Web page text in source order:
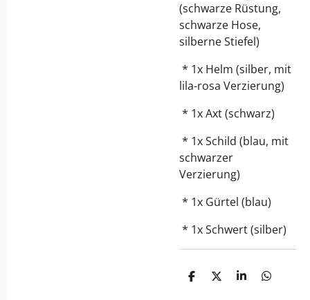
(schwarze Rüstung,
schwarze Hose,
silberne Stiefel)
* 1x Helm (silber, mit
lila-rosa Verzierung)
* 1x Axt (schwarz)
* 1x Schild (blau, mit
schwarzer
Verzierung)
* 1x Gürtel (blau)
* 1x Schwert (silber)
T
T
T
T